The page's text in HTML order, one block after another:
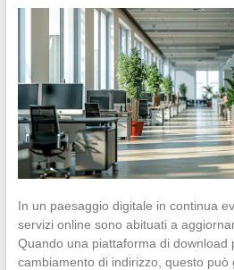
In un paesaggio digitale in continua
servizi online sono abituati a
Quando una piattaforma di download
cambiamento di indirizzo, questo può